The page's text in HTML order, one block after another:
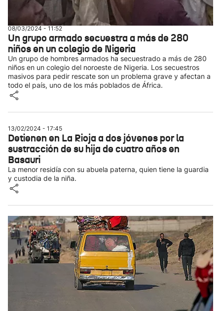
08/03/2024 - 11:52
Un grupo armado secuestra a más de 280
niños en un colegio de Nigeria
Un grupo de hombres armados ha secuestrado a más de 280
niños en un colegio del noroeste de Nigeria. Los secuestros
masivos para pedir rescate son un problema grave y afectan a
todo el país, uno de los más poblados de África.
13/02/2024 - 17:45
Detienen en La Rioja a dos jóvenes por la
sustracción de su hija de cuatro años en
Basauri
La menor residía con su abuela paterna, quien tiene la guardia
y custodia de la niña.